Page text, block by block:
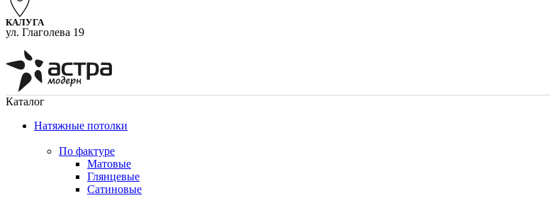
КАЛУГА
ул. Глаголева 19
Каталог
Натяжные потолки
По фактуре
Матовые
Глянцевые
Сатиновые